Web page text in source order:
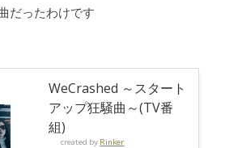
だったわけです
WeCrashed ～スタート
アップ狂騒曲～(TV番
組)
created by Rinker